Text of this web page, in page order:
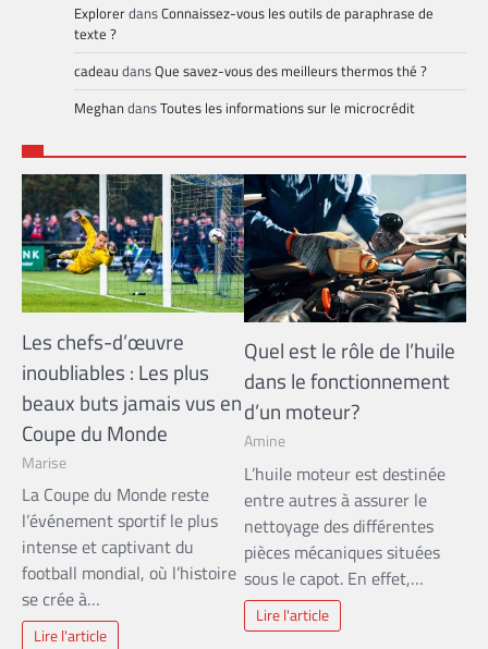
ExplorerdansConnaissez-vous les outils de paraphrase de
texte ?
cadeau dansQue savez-vous des meilleurs thermos thé ?
MeghandansToutes les informations sur le microcrédit
Les chefs-d’œuvre
inoubliables : Les plus
beaux buts jamais vus en
Coupe du Monde
Marise
La Coupe du Monde reste
l’événement sportif le plus
intense et captivant du
football mondial, où l’histoire
se crée à…
Lire l'article
Quel est le rôle de l’huile
dans le fonctionnement
d’un moteur?
Amine
L’huile moteur est destinée
entre autres à assurer le
nettoyage des différentes
pièces mécaniques situées
sous le capot. En effet,…
Lire l'article